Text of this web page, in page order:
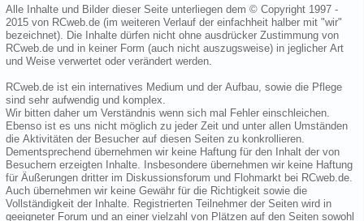
Alle Inhalte und Bilder dieser Seite unterliegen dem © Copyright 1997 -
2015 von RCweb.de (im weiteren Verlauf der einfachheit halber mit "wir"
bezeichnet). Die Inhalte dürfen nicht ohne ausdrücker Zustimmung von
RCweb.de und in keiner Form (auch nicht auszugsweise) in jeglicher Art
und Weise verwertet oder verändert werden.
RCweb.de ist ein internatives Medium und der Aufbau, sowie die Pflege
sind sehr aufwendig und komplex.
Wir bitten daher um Verständnis wenn sich mal Fehler einschleichen.
Ebenso ist es uns nicht möglich zu jeder Zeit und unter allen Umständen
die Aktivitäten der Besucher auf diesen Seiten zu konkrollieren.
Dementsprechend übernehmen wir keine Haftung für den Inhalt der von
Besuchern erzeigten Inhalte. Insbesondere übernehmen wir keine Haftung
für Äußerungen dritter im Diskussionsforum und Flohmarkt bei RCweb.de.
Auch übernehmen wir keine Gewähr für die Richtigkeit sowie die
Vollständigkeit der Inhalte. Registrierten Teilnehmer der Seiten wird in
geeigneter Forum und an einer vielzahl von Plätzen auf den Seiten sowohl